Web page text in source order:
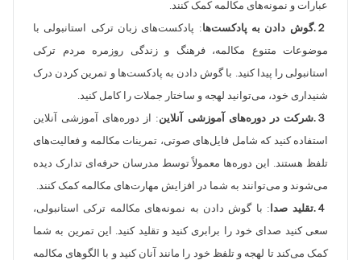
عبارات و نمونه‌های مکالمه کمک کنند.
２.گوش دادن به پادکست‌ها
: پادکست‌های زبان ترکی استانبولی با
موضوعات متنوع مکالمه، فرهنگ و زندگی روزمره مردم ترکی
استانبولی را پیدا کنید. با گوش دادن به پادکست‌ها و تمرین کردن درک
شنیداری خود، می‌توانید لهجه و ساختار جملات را کامل کنید.
３.شرکت در دوره‌های آموزشی آنلاین
: از دوره‌های آموزشی آنلاین
استفاده کنید که شامل فایل‌های صوتی، تمرینات مکالمه و فعالیت‌های
تلفظ هستند. این دوره‌ها معمولاً توسط مدرسان حرفه‌ای تدارک دیده
می‌شوند و می‌توانند به شما در افزایش مهارت‌های مکالمه کمک کنند.
４.تقلید صدا
: با گوش دادن به نمونه‌های مکالمه ترکی استانبولی،
سعی کنید صدای خود را برابری کنید و تقلید کنید. این تمرین به شما
کمک می‌کند تا لهجه و تلفظ خود را مانند آنان کنید و با الگوهای مکالمه